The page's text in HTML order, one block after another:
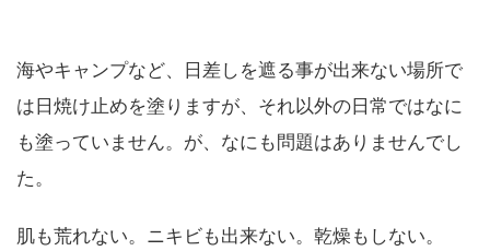
海やキャンプなど、日差しを遮る事が出来ない場所で
は日焼け止めを塗りますが、それ以外の日常ではなに
も塗っていません。が、なにも問題はありませんでし
た。
肌も荒れない。ニキビも出来ない。乾燥もしない。